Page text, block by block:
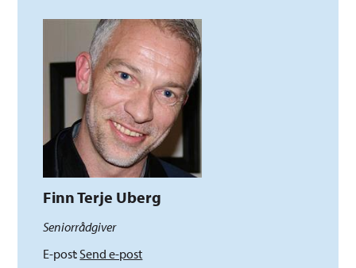
Finn Terje Uberg
Seniorrådgiver
E-postSend e-post